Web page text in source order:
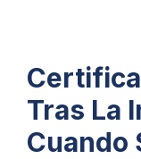
Tras La
Cuando